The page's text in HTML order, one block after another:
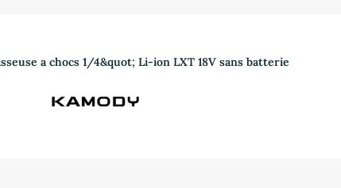
a chocs 1/4&quot; Li-ion LXT 18V sans batterie